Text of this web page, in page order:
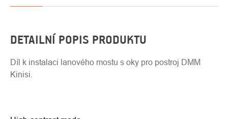
DETAILNÍ POPIS PRODUKTU
Díl k instalaci lanového mostu s oky pro postroj DMM
Kinisi.